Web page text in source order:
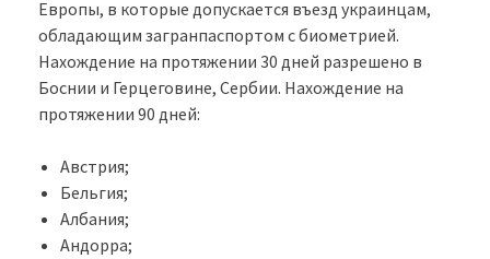
Европы, в которые допускается въезд украинцам,
обладающим загранпаспортом с биометрией.
Нахождение на протяжении 30 дней разрешено в
Боснии и Герцеговине, Сербии. Нахождение на
протяжении 90 дней:
Австрия;
Бельгия;
Албания;
Андорра;